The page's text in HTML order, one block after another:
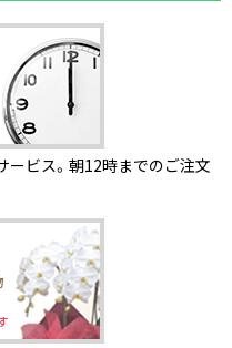
ービス。朝12時までのご注文